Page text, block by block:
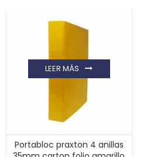
Portabloc praxton 4 anillas
LEER MÁS